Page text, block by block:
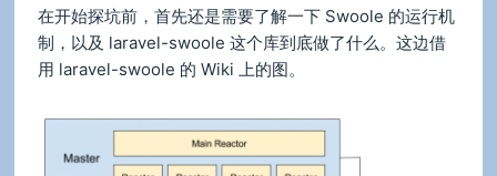
在开始探坑前，首先还是需要了解一下 Swoole 的运行机
制，以及 laravel-swoole 这个库到底做了什么。这边借
用 laravel-swoole 的 Wiki 上的图。